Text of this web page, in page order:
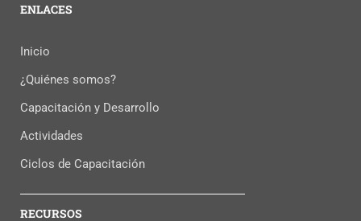
ENLACES
Inicio
¿Quiénes somos?
Capacitación y Desarrollo
Actividades
Ciclos de Capacitación
RECURSOS